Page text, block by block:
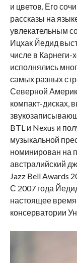
и цветов. Его
рассказы на
увлекательным
Ицхак Йедид
числе в
исполнялись
самых разных
Северной
компакт-дисках,
BTL и Nexus и
музыкальной
номинирован на
австралийский
Jazz Bell Awards
С 2007 года
настоящее
консерватории